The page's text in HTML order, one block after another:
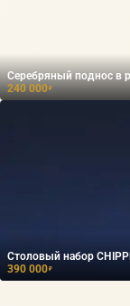
Серебряный ​поднос в
240 000₽
Столовый набор
390 000₽